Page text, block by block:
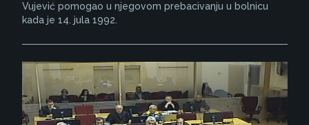
Vujević pomogao u njegovom prebacivanju u bolnicu
kada je 14. jula 1992.